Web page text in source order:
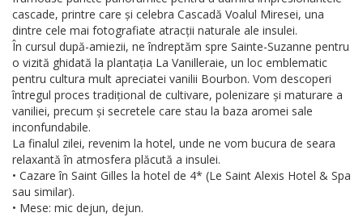
cascade, printre care și celebra Cascadă Voalul Miresei, una
dintre cele mai fotografiate atracții naturale ale insulei.
În cursul după-amiezii, ne îndreptăm spre Sainte-Suzanne pentru
o vizită ghidată la plantația La Vanilleraie, un loc emblematic
pentru cultura mult apreciatei vanilii Bourbon. Vom descoperi
întregul proces tradițional de cultivare, polenizare și maturare a
vaniliei, precum și secretele care stau la baza aromei sale
inconfundabile.
La finalul zilei, revenim la hotel, unde ne vom bucura de seara
relaxantă în atmosfera plăcută a insulei.
• Cazare în Saint Gilles la hotel de 4* (Le Saint Alexis Hotel & Spa
sau similar).
• Mese: mic dejun, dejun.